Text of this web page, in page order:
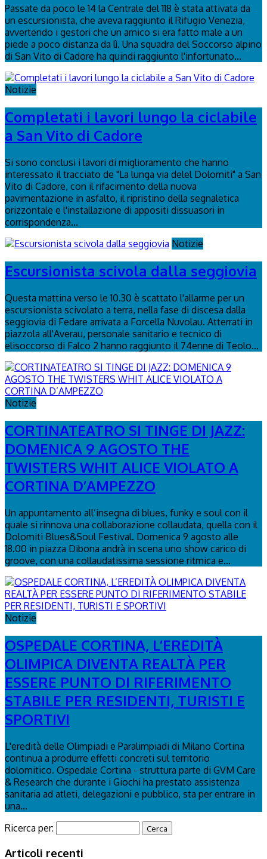
Passate da poco le 14 la Centrale del 118 è stata attivata da
un escursionista, che aveva raggiunto il Rifugio Venezia,
avvertendo i gestori che un amico si era fatto male a un
piede a poco distanza da lì. Una squadra del Soccorso alpino
di San Vito di Cadore ha quindi raggiunto l'infortunato...
Notizie
Completati i lavori lungo la ciclabile
a San Vito di Cadore
Si sono conclusi i lavori di miglioramento che hanno
interessato il tracciato de "La lunga via delel Dolomiti" a San
Vito di Cadore, con il rifacimento della nuova
pavimentazione in asfalto, il ripristino della segnaletica
orizzontale e l'installazione di appositi dissuasori in
corrispondenza...
Notizie
Escursionista scivola dalla seggiovia
Questa mattina verso le 10.30 è scattato l'allarme per un
escursionista scivolato a terra, nella fase di discesa dalla
seggiovia di Fedare arrivata a Forcella Nuvolau. Atterrati in
piazzola all'Averau, personale sanitario e tecnico di
elisoccorso di Falco 2 hanno raggiunto il 74enne di Teolo...
Notizie
CORTINATEATRO SI TINGE DI JAZZ:
DOMENICA 9 AGOSTO THE
TWISTERS WHIT ALICE VIOLATO A
CORTINA D’AMPEZZO
Un appuntamento all’insegna di blues, funky e soul con il
quale si rinnova una collaborazione collaudata, quella con il
Dolomiti Blues&Soul Festival. Domenica 9 agosto alle
18.00 in piazza Dibona andrà in scena uno show carico di
groove, con una collaudatissima sessione ritmica e...
Notizie
OSPEDALE CORTINA, L’EREDITÀ
OLIMPICA DIVENTA REALTÀ PER
ESSERE PUNTO DI RIFERIMENTO
STABILE PER RESIDENTI, TURISTI E
SPORTIVI
L'eredità delle Olimpiadi e Paralimpiadi di Milano Cortina
continua a produrre effetti concreti sul territorio
dolomitico. Ospedale Cortina - struttura parte di GVM Care
& Research che durante i Giochi ha prestato assistenza
sanitaria ad atleti, delegazioni e pubblico, sta per entrare in
una...
Ricerca per:
Articoli recenti